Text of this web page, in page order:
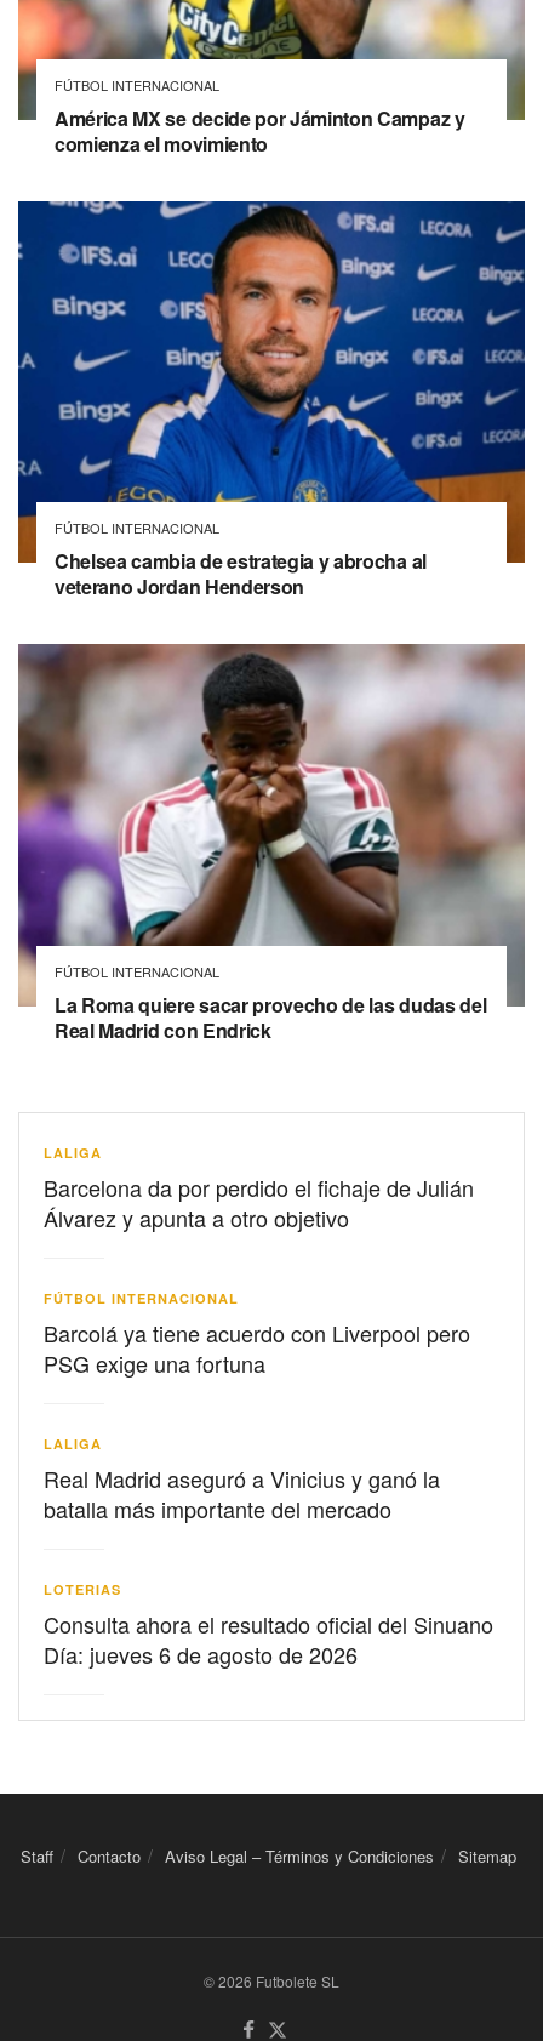
FÚTBOL INTERNACIONAL
América MX se decide por Jáminton Campaz y
comienza el movimiento
FÚTBOL INTERNACIONAL
Chelsea cambia de estrategia y abrocha al
veterano Jordan Henderson
FÚTBOL INTERNACIONAL
La Roma quiere sacar provecho de las dudas del
Real Madrid con Endrick
LALIGA
Barcelona da por perdido el fichaje de Julián
Álvarez y apunta a otro objetivo
FÚTBOL INTERNACIONAL
Barcolá ya tiene acuerdo con Liverpool pero
PSG exige una fortuna
LALIGA
Real Madrid aseguró a Vinicius y ganó la
batalla más importante del mercado
LOTERIAS
Consulta ahora el resultado oficial del Sinuano
Día: jueves 6 de agosto de 2026
Staff Contacto Aviso Legal – Términos y Condiciones Sitemap
© 2026 Futbolete SL